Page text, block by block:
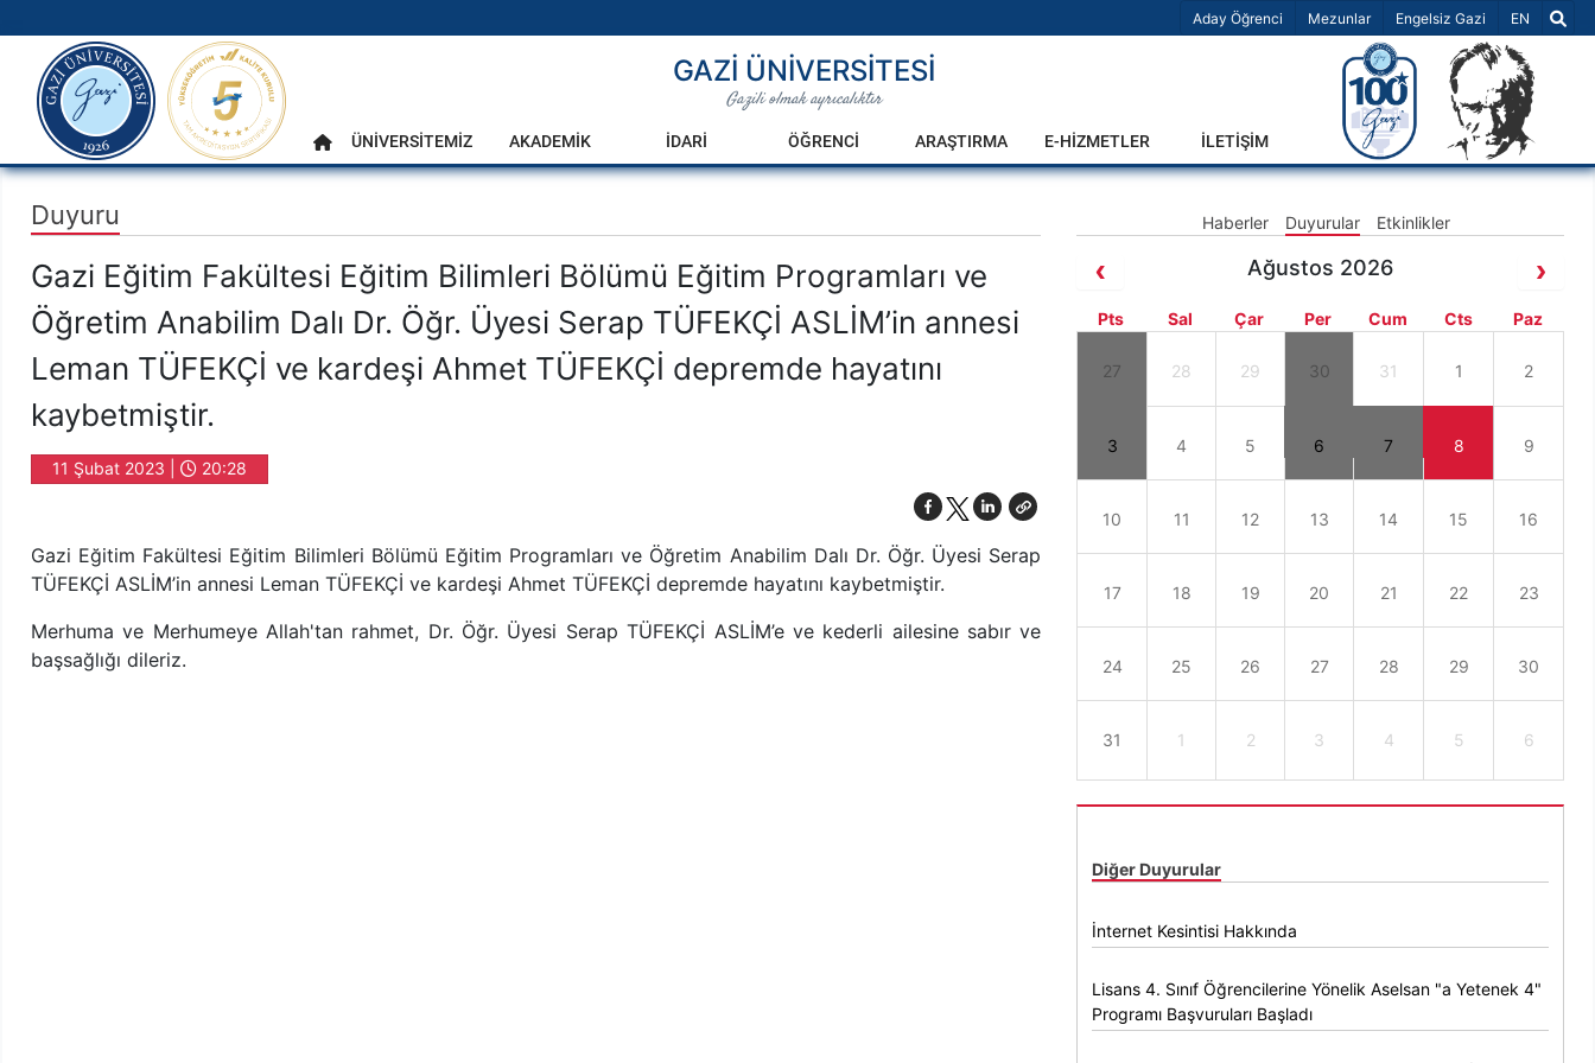
Aday Öğrenci Mezunlar Engelsiz Gazi Dil Seçiniz
EN
Ana Menü
gazi.edu.tr
GAZİ ÜNİVERSİTESİ
Gazili olmak ayrıcalıktır
Anasayfa
ÜNİVERSİTEMİZ AKADEMİK İDARİ ÖĞRENCİ ARAŞTIRMA E-HİZMETLER İLETİŞİM
Duyuru Haberler Duyurular Etkinlikler
Gazi Eğitim Fakültesi Eğitim Bilimleri Bölümü Eğitim Programları ve
Öğretim Anabilim Dalı Dr. Öğr. Üyesi Serap TÜFEKÇİ ASLİM’in annesi
Leman TÜFEKÇİ ve kardeşi Ahmet TÜFEKÇİ depremde hayatını
kaybetmiştir.
11 Şubat 2023 | 20:28
Gazi Eğitim Fakültesi Eğitim Bilimleri Bölümü Eğitim Programları ve Öğretim Anabilim Dalı Dr. Öğr. Üyesi Serap
TÜFEKÇİ ASLİM’in annesi Leman TÜFEKÇİ ve kardeşi Ahmet TÜFEKÇİ depremde hayatını kaybetmiştir.
Merhuma ve Merhumeye Allah'tan rahmet, Dr. Öğr. Üyesi Serap TÜFEKÇİ ASLİM’e ve kederli ailesine sabır ve
başsağlığı dileriz.
Ağustos 2026
Pts Sal Çar Per Cum Cts Paz
27 28 29 30 31 1 2
3 4 5 6 7 8 9
10 11 12 13 14 15 16
17 18 19 20 21 22 23
24 25 26 27 28 29 30
31 1 2 3 4 5 6
Diğer Duyurular
İnternet Kesintisi Hakkında
Lisans 4. Sınıf Öğrencilerine Yönelik Aselsan "a Yetenek 4"
Programı Başvuruları Başladı